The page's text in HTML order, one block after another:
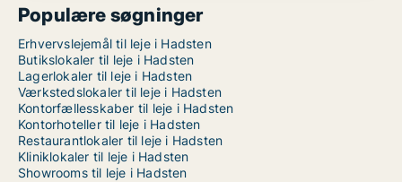
Populære søgninger
Erhvervslejemål til leje i Hadsten
Butikslokaler til leje i Hadsten
Lagerlokaler til leje i Hadsten
Værkstedslokaler til leje i Hadsten
Kontorfællesskaber til leje i Hadsten
Kontorhoteller til leje i Hadsten
Restaurantlokaler til leje i Hadsten
Kliniklokaler til leje i Hadsten
Showrooms til leje i Hadsten